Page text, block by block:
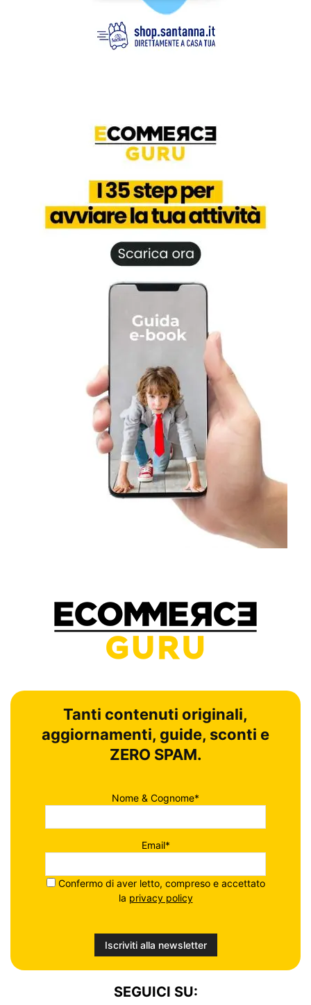
Tanti contenuti originali,
aggiornamenti, guide, sconti e
ZERO SPAM.
Nome & Cognome*
Email*
Confermo di aver letto, compreso e accettato
la privacy policy
SEGUICI SU: